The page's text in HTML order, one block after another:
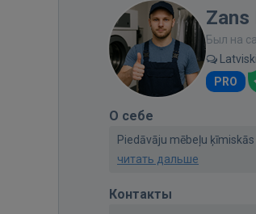
Zans
Был на
PRO
О себе
Piedāvāju mēbeļu
читать дальше
Контакты